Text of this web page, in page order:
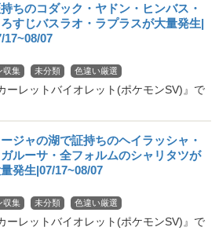
ちのコダック・ヤドン・ヒンバス・
ろすじバスラオ・ラプラスが大量発生|
17~08/07
収集 未分類 色違い厳選
ーレットバイオレット(ポケモンSV)』で
ジャの湖で証持ちのヘイラッシャ・
ガルーサ・全フォルムのシャリタツが
発生|07/17~08/07
収集 未分類 色違い厳選
ーレットバイオレット(ポケモンSV)』で